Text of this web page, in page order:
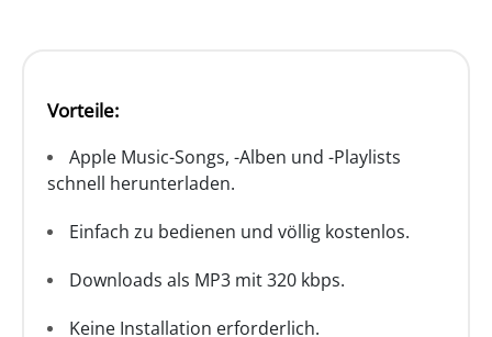
Vorteile:
Apple Music-Songs, -Alben und -Playlists
schnell herunterladen.
Einfach zu bedienen und völlig kostenlos.
Downloads als MP3 mit 320 kbps.
Keine Installation erforderlich.